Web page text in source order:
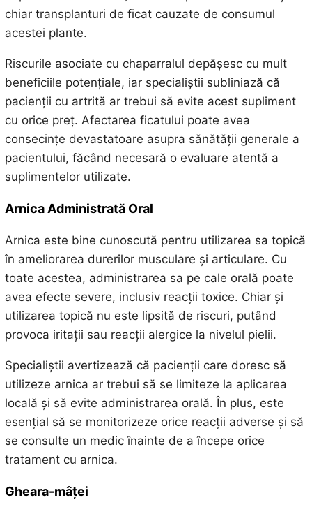
chiar transplanturi de ficat cauzate de consumul
acestei plante.
Riscurile asociate cu chaparralul depășesc cu mult
beneficiile potențiale, iar specialiștii subliniază că
pacienții cu artrită ar trebui să evite acest supliment
cu orice preț. Afectarea ficatului poate avea
consecințe devastatoare asupra sănătății generale a
pacientului, făcând necesară o evaluare atentă a
suplimentelor utilizate.
Arnica Administrată Oral
Arnica este bine cunoscută pentru utilizarea sa topică
în ameliorarea durerilor musculare și articulare. Cu
toate acestea, administrarea sa pe cale orală poate
avea efecte severe, inclusiv reacții toxice. Chiar și
utilizarea topică nu este lipsită de riscuri, putând
provoca iritații sau reacții alergice la nivelul pielii.
Specialiștii avertizează că pacienții care doresc să
utilizeze arnica ar trebui să se limiteze la aplicarea
locală și să evite administrarea orală. În plus, este
esențial să se monitorizeze orice reacții adverse și să
se consulte un medic înainte de a începe orice
tratament cu arnica.
Gheara-mâței